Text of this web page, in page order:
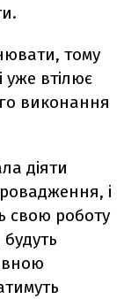
тому
уже втілює
виконання
діяти
і
свою роботу